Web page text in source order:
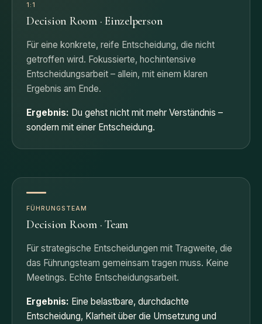
1:1
Decision Room · Einzelperson
Für eine konkrete, reife Entscheidung, die nicht
getroffen wird. Fokussierte, hochintensive
Entscheidungsarbeit – allein, mit einem klaren
Ergebnis am Ende.
Ergebnis: Du gehst nicht mit mehr Verständnis –
sondern mit einer Entscheidung.
FÜHRUNGSTEAM
Decision Room · Team
Für strategische Entscheidungen mit Tragweite, die
das Führungsteam gemeinsam tragen muss. Keine
Meetings. Echte Entscheidungsarbeit.
Ergebnis: Eine belastbare, durchdachte
Entscheidung, Klarheit über die Umsetzung und